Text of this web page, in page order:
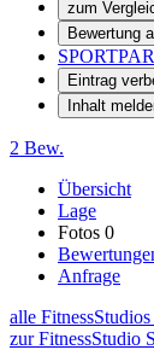
zum
Bewertung
Eintrag
Inhalt
2 Bew.
Übersicht
Lage
Fotos 0
Anfrage
alle
zur FitnessStudio